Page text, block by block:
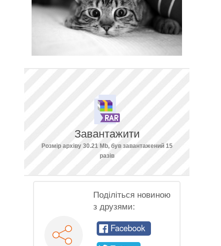
Завантажити
Розмір архіву 30.21 Mb, був завантажений 15
разів
Поділіться новиною
з друзями:
Facebook